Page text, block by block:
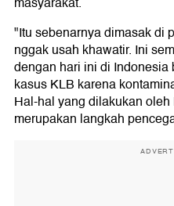
"Itu sebenarnya dimasak di
nggak usah khawatir. Ini
dengan hari ini di
kasus KLB karena
Hal-hal yang dilakukan
merupakan langkah